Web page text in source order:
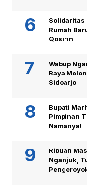
Solidaritas
Rumah
Qosirin
Wabup
Raya
Sidoarjo
Bupati
Pimpinan
Namanya!
Ribuan
Nganjuk,